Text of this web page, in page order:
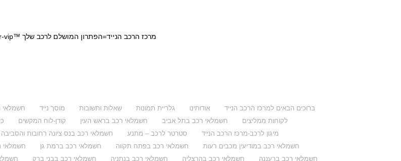
מרכז הרכב הנייד=הפתרון המושלם לרכב שלך ™car-vip
ברוכים הבאים למרכז הרכב הנייד אודותינו גלריית תמונות שאלות ותשובות מוסך נייד חשמלאי
לקוחות ממליצים
חשמלאי רכב בתל אביב חשמלאי רכב בראש העין קודן-לוח המקשים
מיגון לרכב-מרכז הרכב הנייד
סטרטר לרכב – מתנע חשמלאי רכב בנס ציונה רחובות והסביבה
חשמלאי רכב במודיעין מכבים רעות
חשמלאי רכב בפתח תקווה חשמלאי רכב ברמת גן חשמלאי
חשמלאי רכב ברעננה
חשמלאי רכב בהרצליה חשמלאי רכב בנתניה חשמלאי רכב בבני ברק